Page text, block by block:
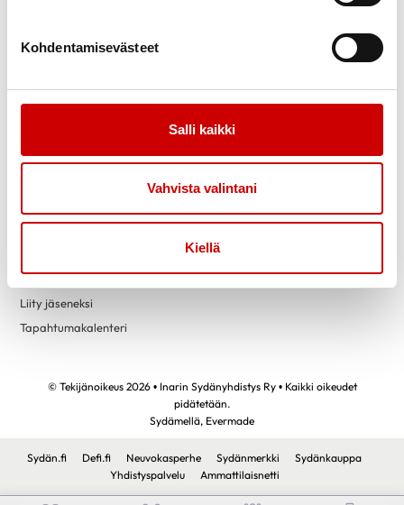
Kohdentamisevästeet
Salli kaikki
Vahvista valintani
Kiellä
Link to facebook
Link to twitterLink to instagram
Uutiset
Tukea
Toimintaa
Liity jäseneksi
Tapahtumakalenteri
Yhteystiedot
© Tekijänoikeus 2026 • Inarin Sydänyhdistys Ry • Kaikki oikeudet
pidätetään.
Sydämellä, Evermade
Sydän.fi Defi.fi Neuvokasperhe Sydänmerkki
Sydänkauppa
Yhdistyspalvelu
Ammattilaisnetti